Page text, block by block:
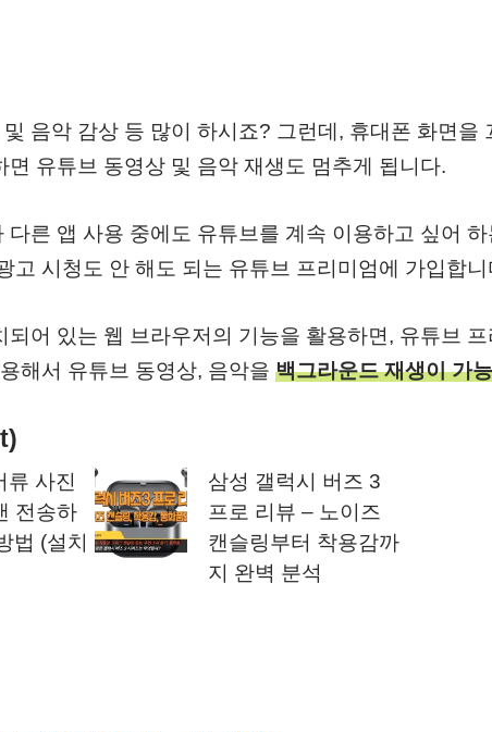
음악 감상 등 많이 하시죠? 그런데, 휴대폰 화면을
면 유튜브 동영상 및 음악 재생도 멈추게 됩니다.
다른 앱 사용 중에도 유튜브를 계속 이용하고 싶어
고 시청도 안 해도 되는 유튜브 프리미엄에 가입합니
되어 있는 웹 브라우저의 기능을 활용하면, 유튜브
해서 유튜브 동영상, 음악을백그라운드 재생이 가능
류 사진
전송하
법 (설치
삼성 갤럭시 버즈 3
프로 리뷰 – 노이즈
캔슬링부터 착용감까
지 완벽 분석